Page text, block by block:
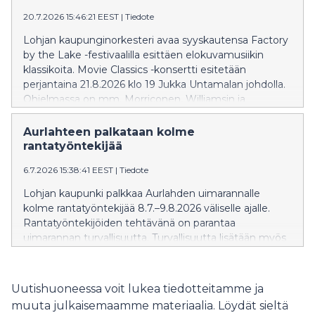
20.7.2026 15:46:21 EEST | Tiedote
Lohjan kaupunginorkesteri avaa syyskautensa Factory
by the Lake -festivaalilla esittäen elokuvamusiikin
klassikoita. Movie Classics -konsertti esitetään
perjantaina 21.8.2026 klo 19 Jukka Untamalan johdolla.
Ohjelmassa on mm. Morriconen, Williamsin ja
Zimmerin teoksia. Konsertin solistina hurmaa
multilahjakas Maria Ylipää luontevalla olemuksellaan
sekä ilmaisuvoimaisella ja herkällä äänellään. Niin
monipuolisten musiikkiprojektien koulima taiteilija
antaa jokaiseen esiintymiseensä oman, läsnä olevan ja
syvästi tunteisiin vetoavan sävynsä. Konsertin juontaa
tunnettu näyttelijä Krista Kosonen. Liput ennakkoon
myy NetTicket. Tule ajoissa paikalle, koska klo 17
esiintyy Cellomania Ilmaiskonsertissa! Katso koko
Aurlahteen palkataan kolme
rantatyöntekijää
6.7.2026 15:38:41 EEST | Tiedote
Lohjan kaupunki palkkaa Aurlahden uimarannalle
kolme rantatyöntekijää 8.7.–9.8.2026 väliselle ajalle.
Rantatyöntekijöiden tehtävänä on parantaa
uimarannan turvallisuutta. Turvallisuutta lisätään myös
Uutishuoneessa voit lukea tiedotteitamme ja
muuta julkaisemaamme materiaalia. Löydät sieltä